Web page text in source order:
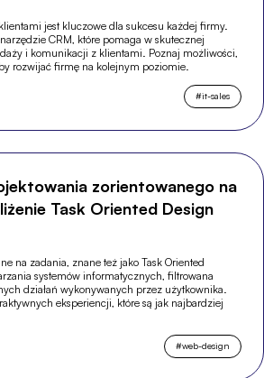
jest kluczowe dla sukcesu każdej firmy.
CRM, które pomaga w skutecznej
i komunikacji z klientami. Poznaj możliwości,
rozwijać firmę na kolejnym poziomie.
#it-sales
zorientowanego na
Task Oriented Design
na zadania, znane też jako Task Oriented
systemów informatycznych, filtrowana
działań wykonywanych przez użytkownika.
eksperiencji, które są jak najbardziej
#web-design